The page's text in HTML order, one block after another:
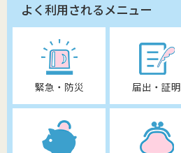
よく利用されるメニュー
緊急・防災 届出・証明